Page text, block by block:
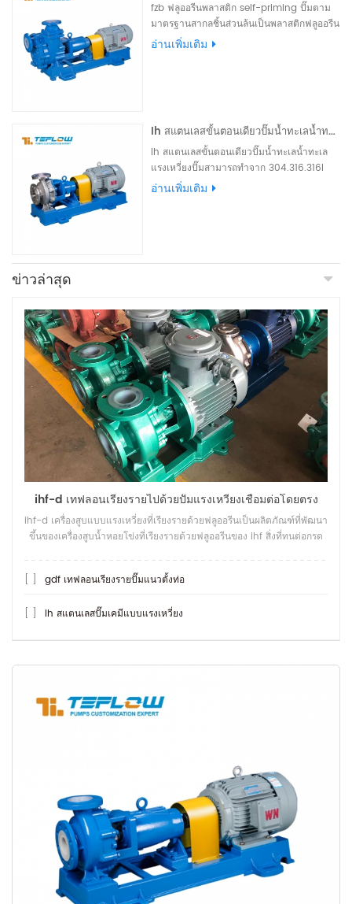
fzb ฟลูออรีนพลาสติก self-priming ปั๊มตาม
มาตรฐานสากลชิ้นส่วนล้นเป็นพลาสติกฟลูออรีน
ชิ้นส่วนรับน้ำหนักที่ทำจากวัสดุโลหะสามารถ
อ่านเพิ่มเติม
Ih สแตนเลสขั้นตอนเดียวปั๊มน้ำทะเลน้ำทะเลปั๊มแรงเหวี่ยง
Ih สแตนเลสขั้นตอนเดียวปั๊มน้ำทะเลน้ำทะเล
แรงเหวี่ยงปั๊มสามารถทำจาก 304.316.316l
และซุปเปอร์เฟสคู่เหล็กสแตนเลส เป็นปั๊มส่งถ่าย
อ่านเพิ่มเติม
ข่าวล่าสุด
ihf-d เทฟลอนเรียงรายไปด้วยปั๊มแรงเหวี่ยงเชื่อมต่อโดยตรง
ihf-d เครื่องสูบแบบแรงเหวี่ยงที่เรียงรายด้วยฟลูออรีนเป็นผลิตภัณฑ์ที่พัฒนา
ขึ้นของเครื่องสูบน้ำหอยโข่งที่เรียงรายด้วยฟลูออรีนของ ihf สิ่งที่ทนต่อกรด
gdf เทฟลอนเรียงรายปั๊มแนวตั้งท่อ
Ih สแตนเลสปั๊มเคมีแบบแรงเหวี่ยง